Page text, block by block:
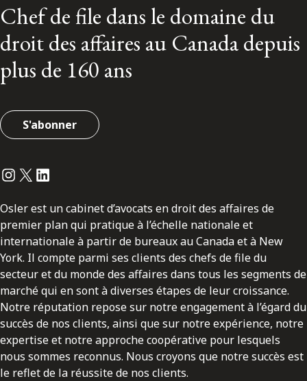
Chef de file dans le domaine du
droit des affaires au Canada depuis
plus de 160 ans
S'abonner
Instagram
Twitter
LinkedIn
Osler est un cabinet d’avocats en droit des affaires de
premier plan qui pratique à l’échelle nationale et
internationale à partir de bureaux au Canada et à New
York. Il compte parmi ses clients des chefs de file du
secteur et du monde des affaires dans tous les segments de
marché qui en sont à diverses étapes de leur croissance.
Notre réputation repose sur notre engagement à l’égard du
succès de nos clients, ainsi que sur notre expérience, notre
expertise et notre approche coopérative pour lesquels
nous sommes reconnus. Nous croyons que notre succès est
le reflet de la réussite de nos clients.